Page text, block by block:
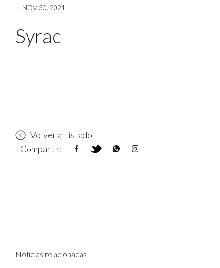
· NOV 30, 2021
Syrac
Volver al listado
Compartir:
Noticias relacionadas